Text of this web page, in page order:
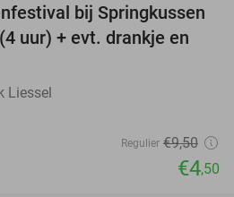
53%
bij Springkussen
uur) + evt. drankje en
Liessel
Regulier €9,50
€4,50